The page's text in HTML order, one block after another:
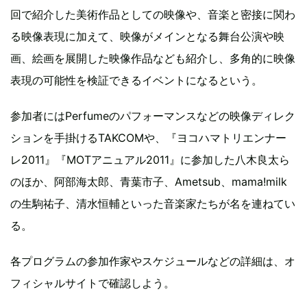
回で紹介した美術作品としての映像や、音楽と密接に関わ
る映像表現に加えて、映像がメインとなる舞台公演や映
画、絵画を展開した映像作品なども紹介し、多角的に映像
表現の可能性を検証できるイベントになるという。
参加者にはPerfumeのパフォーマンスなどの映像ディレク
ションを手掛けるTAKCOMや、『ヨコハマトリエンナー
レ2011』『MOTアニュアル2011』に参加した八木良太ら
のほか、阿部海太郎、青葉市子、Ametsub、mama!milk
の生駒祐子、清水恒輔といった音楽家たちが名を連ねてい
る。
各プログラムの参加作家やスケジュールなどの詳細は、オ
フィシャルサイトで確認しよう。